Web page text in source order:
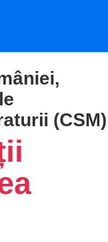
(CSM)